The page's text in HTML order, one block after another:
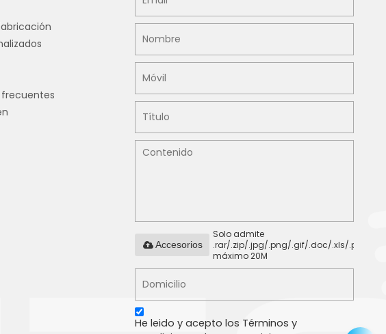
Solo admite
.rar/.zip/.jpg/.png/.gif/.doc/.xls/.pdf,
máximo 20M
Accesorios
He leido y acepto los Términos y